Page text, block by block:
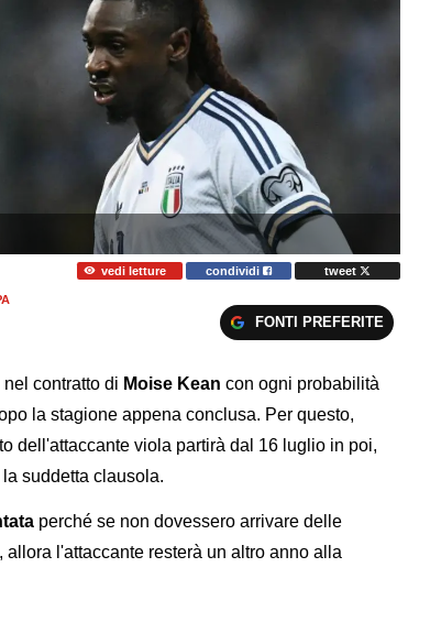
vedi letture condividi tweet
FONTI PREFERITE
contratto di Moise Kean con ogni probabilità
la stagione appena conclusa. Per questo,
dell'attaccante viola partirà dal 16 luglio in poi,
suddetta clausola.
perché se non dovessero arrivare delle
l'attaccante resterà un altro anno alla